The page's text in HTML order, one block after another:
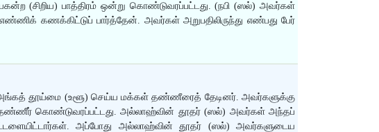
(சிறிய) பாத்திரம் ஒன்று கொண்டுவரப்பட்டது. (நபி (ஸல்) அவர்கள்
கணக்கிட்டுப் பார்த்தேன். அவர்கள் அறுபதிலிருந்து எண்பது பேர்
அங்கத் தூய்மை (உளூ) செய்ய மக்கள் தண்ணீரைத் தேடினர். அவர்களுக்கு
கொண்டுவரப்பட்டது. அல்லாஹ்வின் தூதர் (ஸல்) அவர்கள் அந்தப்
அப்போது அல்லாஹ்வின் தூதர் (ஸல்) அவர்களுடைய